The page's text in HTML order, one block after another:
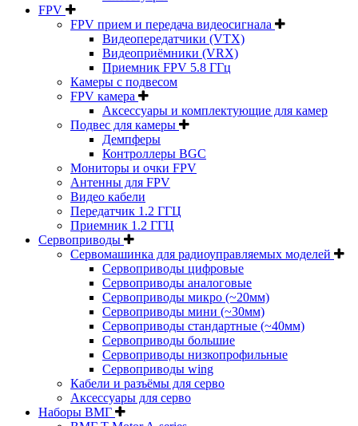
FPV
FPV прием и передача видеосигнала
Видеопередатчики (VTX)
Видеоприёмники (VRX)
Приемник FPV 5.8 ГГц
Камеры с подвесом
FPV камера
Аксессуары и комплектующие для камер
Подвес для камеры
Демпферы
Контроллеры BGC
Мониторы и очки FPV
Антенны для FPV
Видео кабели
Передатчик 1.2 ГГЦ
Приемник 1.2 ГГЦ
Сервоприводы
Сервомашинка для радиоуправляемых моделей
Сервоприводы цифровые
Сервоприводы аналоговые
Сервоприводы микро (~20мм)
Сервоприводы мини (~30мм)
Сервоприводы стандартные (~40мм)
Сервоприводы большие
Сервоприводы низкопрофильные
Сервоприводы wing
Кабели и разъёмы для серво
Аксессуары для серво
Наборы ВМГ